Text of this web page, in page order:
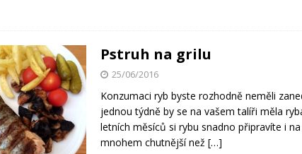
Pstruh na grilu
25/06/2016
Konzumaci ryb byste rozhodně neměli
jednou týdně by se na vašem talíři měla
letních měsíců si rybu snadno připravíte i
mnohem chutnější než […]